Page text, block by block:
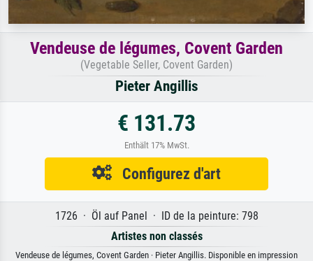
Vendeuse de légumes, Covent Garden
(Vegetable Seller, Covent Garden)
Pieter Angillis
€ 131.73
Enthält 17% MwSt.
Configurez d'art
1726 · Öl auf Panel · ID de la peinture: 798
Artistes non classés
Vendeuse de légumes, Covent Garden · Pieter Angillis. Disponible en impression